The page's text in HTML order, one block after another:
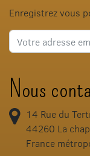
Enregistrez vous
Adresse e-mail
Nous
14 Rue du
44260 La
France